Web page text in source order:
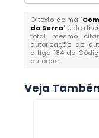
O texto acima "
da Serra" é de
total, mesmo
autorização do
artigo 184 do
autorais.
Veja